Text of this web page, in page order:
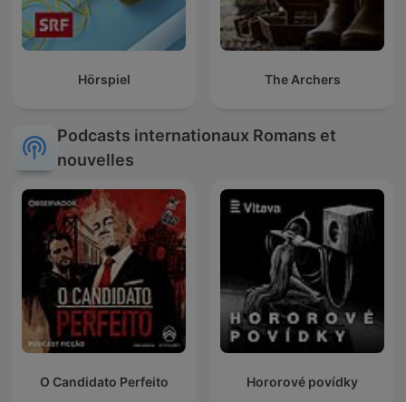
Hörspiel The Archers
Podcasts internationaux Romans et
nouvelles
O Candidato Perfeito Hororové povídky